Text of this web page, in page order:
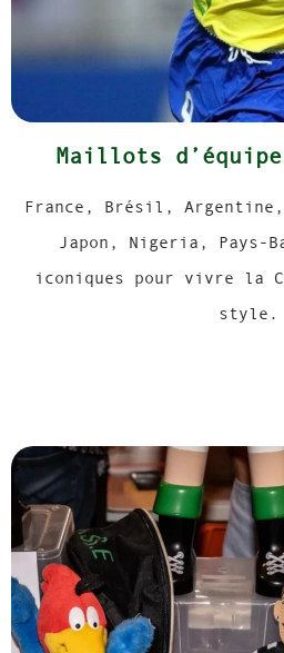
Maillots
France, Brésil,
Japon, Nigeria, Pays-
iconiques pour vivre la
style.